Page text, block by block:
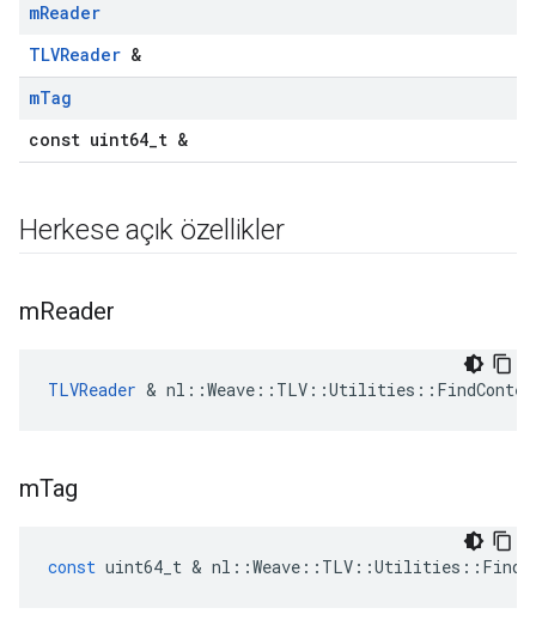
mReader
TLVReader &
mTag
const uint64_t &
Herkese açık özellikler
mReader
TLVReader &
mTag
const uint64_t & nl ::Weave :: TLV ::Utilities ::